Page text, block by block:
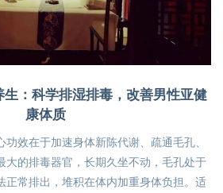
：科学排湿排毒，改善男性亚健
康体质
效在于加速身体新陈代谢、疏通毛孔、
大的排毒器官，长期久坐不动，毛孔处于
正常排出，堆积在体内加重身体负担。适